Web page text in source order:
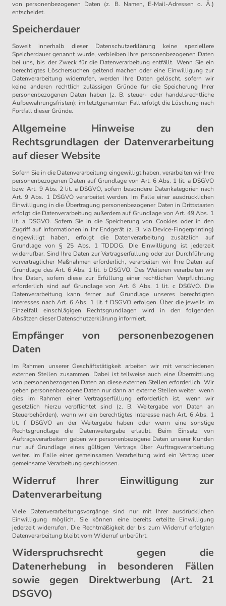
von personenbezogenen Daten (z. B. Namen, E-Mail-Adressen o. Ä.)
entscheidet.
Speicherdauer
Soweit innerhalb dieser Datenschutzerklärung keine speziellere
Speicherdauer genannt wurde, verbleiben Ihre personenbezogenen Daten
bei uns, bis der Zweck für die Datenverarbeitung entfällt. Wenn Sie ein
berechtigtes Löschersuchen geltend machen oder eine Einwilligung zur
Datenverarbeitung widerrufen, werden Ihre Daten gelöscht, sofern wir
keine anderen rechtlich zulässigen Gründe für die Speicherung Ihrer
personenbezogenen Daten haben (z. B. steuer- oder handelsrechtliche
Aufbewahrungsfristen); im letztgenannten Fall erfolgt die Löschung nach
Fortfall dieser Gründe.
Allgemeine Hinweise zu den
Rechtsgrundlagen der Datenverarbeitung
auf dieser Website
Sofern Sie in die Datenverarbeitung eingewilligt haben, verarbeiten wir Ihre
personenbezogenen Daten auf Grundlage von Art. 6 Abs. 1 lit. a DSGVO
bzw. Art. 9 Abs. 2 lit. a DSGVO, sofern besondere Datenkategorien nach
Art. 9 Abs. 1 DSGVO verarbeitet werden. Im Falle einer ausdrücklichen
Einwilligung in die Übertragung personenbezogener Daten in Drittstaaten
erfolgt die Datenverarbeitung außerdem auf Grundlage von Art. 49 Abs. 1
lit. a DSGVO. Sofern Sie in die Speicherung von Cookies oder in den
Zugriff auf Informationen in Ihr Endgerät (z. B. via Device-Fingerprinting)
eingewilligt haben, erfolgt die Datenverarbeitung zusätzlich auf
Grundlage von § 25 Abs. 1 TDDDG. Die Einwilligung ist jederzeit
widerrufbar. Sind Ihre Daten zur Vertragserfüllung oder zur Durchführung
vorvertraglicher Maßnahmen erforderlich, verarbeiten wir Ihre Daten auf
Grundlage des Art. 6 Abs. 1 lit. b DSGVO. Des Weiteren verarbeiten wir
Ihre Daten, sofern diese zur Erfüllung einer rechtlichen Verpflichtung
erforderlich sind auf Grundlage von Art. 6 Abs. 1 lit. c DSGVO. Die
Datenverarbeitung kann ferner auf Grundlage unseres berechtigten
Interesses nach Art. 6 Abs. 1 lit. f DSGVO erfolgen. Über die jeweils im
Einzelfall einschlägigen Rechtsgrundlagen wird in den folgenden
Absätzen dieser Datenschutzerklärung informiert.
Empfänger von personenbezogenen
Daten
Im Rahmen unserer Geschäftstätigkeit arbeiten wir mit verschiedenen
externen Stellen zusammen. Dabei ist teilweise auch eine Übermittlung
von personenbezogenen Daten an diese externen Stellen erforderlich. Wir
geben personenbezogene Daten nur dann an externe Stellen weiter, wenn
dies im Rahmen einer Vertragserfüllung erforderlich ist, wenn wir
gesetzlich hierzu verpflichtet sind (z. B. Weitergabe von Daten an
Steuerbehörden), wenn wir ein berechtigtes Interesse nach Art. 6 Abs. 1
lit. f DSGVO an der Weitergabe haben oder wenn eine sonstige
Rechtsgrundlage die Datenweitergabe erlaubt. Beim Einsatz von
Auftragsverarbeitern geben wir personenbezogene Daten unserer Kunden
nur auf Grundlage eines gültigen Vertrags über Auftragsverarbeitung
weiter. Im Falle einer gemeinsamen Verarbeitung wird ein Vertrag über
gemeinsame Verarbeitung geschlossen.
Widerruf Ihrer Einwilligung zur
Datenverarbeitung
Viele Datenverarbeitungsvorgänge sind nur mit Ihrer ausdrücklichen
Einwilligung möglich. Sie können eine bereits erteilte Einwilligung
jederzeit widerrufen. Die Rechtmäßigkeit der bis zum Widerruf erfolgten
Datenverarbeitung bleibt vom Widerruf unberührt.
Widerspruchsrecht gegen die
Datenerhebung in besonderen Fällen
sowie gegen Direktwerbung (Art. 21
DSGVO)